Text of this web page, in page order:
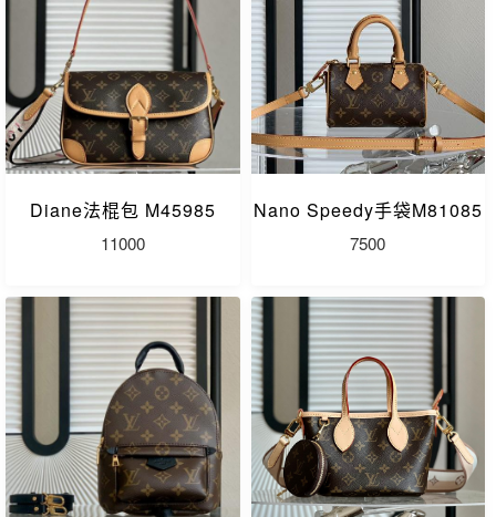
Diane法棍包 M45985
11000
Nano Speedy手袋M81085
7500